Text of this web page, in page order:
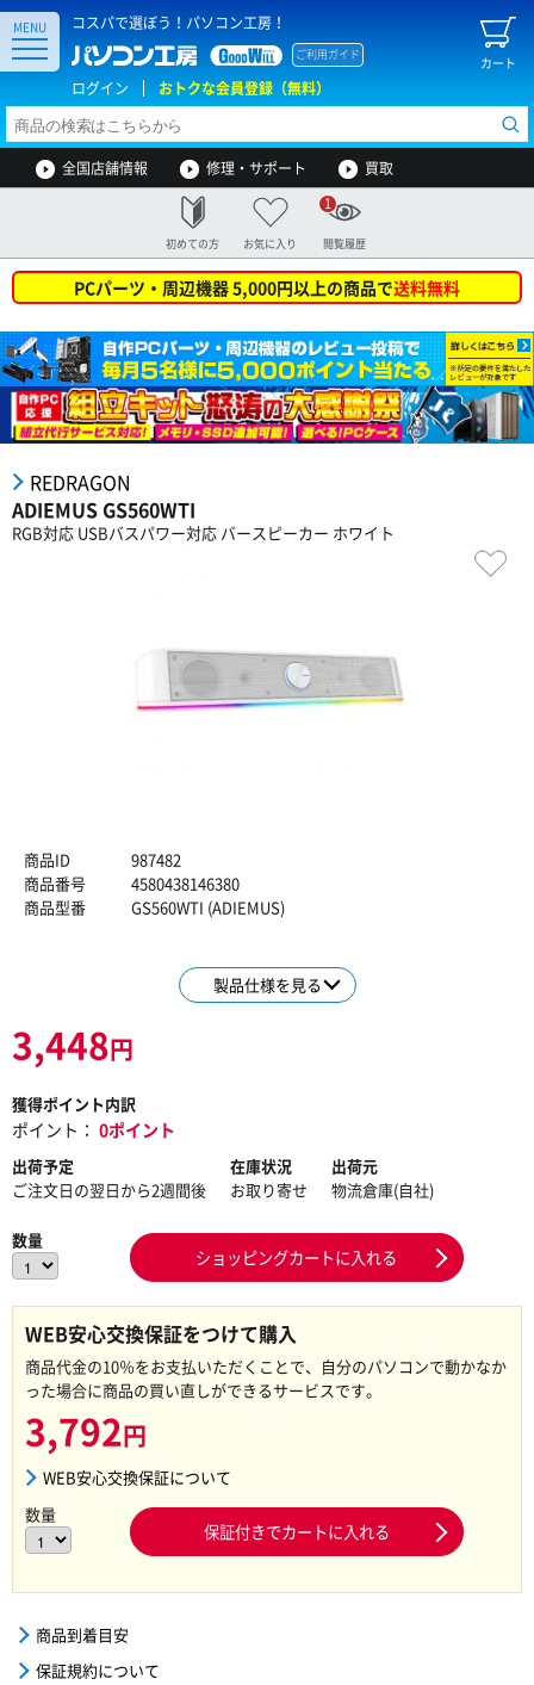
コスパで選ぼう！パソコン工房！
カート
ご利用ガイド
ログイン おトクな会員登録（無料）
MENU
全国店舗情報 修理・サポート 買取
初めての方 お気に入り 閲覧履歴
1
PCパーツ・周辺機器 5,000円以上の商品で送料無料
REDRAGON
ADIEMUS GS560WTI
RGB対応 USBバスパワー対応 バースピーカー ホワイト
商品ID
987482
商品番号
4580438146380
商品型番
GS560WTI (ADIEMUS)
製品仕様を見る
3,448円
獲得ポイント内訳
ポイント： 0ポイント
出荷予定
ご注文日の翌日から2週間後
在庫状況
お取り寄せ
出荷元
物流倉庫(自社)
数量
ショッピングカートに入れる
WEB安心交換保証をつけて購入
商品代金の10％をお支払いただくことで、自分のパソコンで動かなか
った場合に商品の買い直しができるサービスです。
3,792円
WEB安心交換保証について
数量
保証付きでカートに入れる
商品到着目安
保証規約について